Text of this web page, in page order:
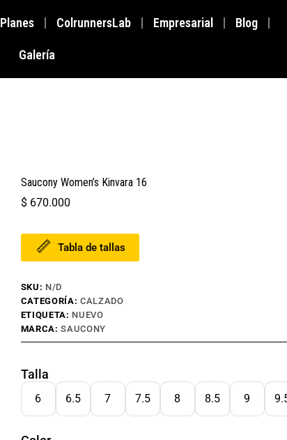
Planes ColrunnersLab Empresarial Blog
Galería
Saucony Women’s Kinvara 16
$670.000
Tabla de tallas
SKU: N/D
CATEGORÍA: CALZADO
ETIQUETA: NUEVO
MARCA:SAUCONY
Talla
6 6.5 7 7.5 8 8.5 9